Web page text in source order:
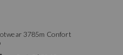
3785m Confort